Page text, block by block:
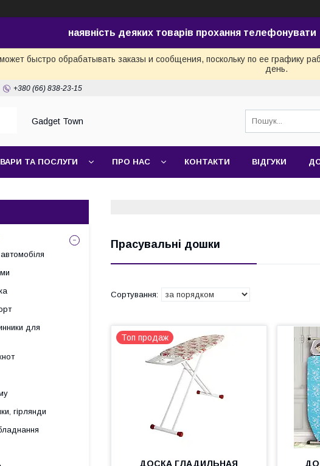
наявність деяких товарів прохання телефонувати
быстро обрабатывать заказы и сообщения, поскольку по ее графику
день.
+380 (66) 838-23-15
Gadget Town
ТА ПОСЛУГИ ПРО НАС КОНТАКТИ ВІДГУКИ
Прасувальні дошки
Топ продаж
ДОСКА ГЛАДИЛЬНАЯ
для
гірлянди